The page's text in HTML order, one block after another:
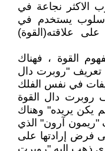
الاكثر نجاعة في
يستخدم في
على علاقته(القوة)
القوة ، فهناك
تعريف "روبرت دال
في نفس الفلك
روبرت دال القوة
يكن يريده" وهناك
"ريمون آرون" الذي
فرض إرادتها على